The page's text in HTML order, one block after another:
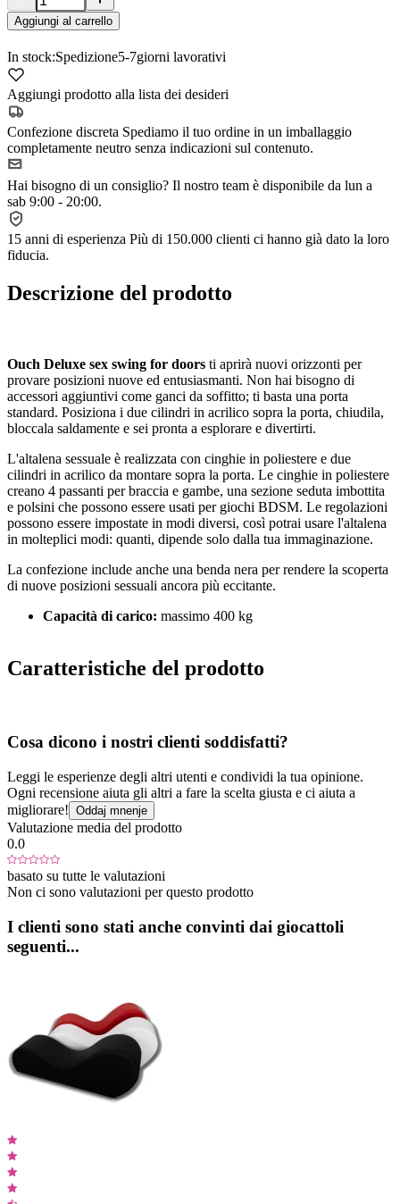
Aggiungi al carrello
In stock:Spedizione5-7giorni lavorativi
Aggiungi prodotto alla lista dei desideri
Confezione discreta Spediamo il tuo ordine in un imballaggio
completamente neutro senza indicazioni sul contenuto.
Hai bisogno di un consiglio? Il nostro team è disponibile da lun a
sab 9:00 - 20:00.
15 anni di esperienza Più di 150.000 clienti ci hanno già dato la loro
fiducia.
Descrizione del prodotto
Ouch Deluxe sex swing for doors ti aprirà nuovi orizzonti per
provare posizioni nuove ed entusiasmanti. Non hai bisogno di
accessori aggiuntivi come ganci da soffitto; ti basta una porta
standard. Posiziona i due cilindri in acrilico sopra la porta, chiudila,
bloccala saldamente e sei pronta a esplorare e divertirti.
L'altalena sessuale è realizzata con cinghie in poliestere e due
cilindri in acrilico da montare sopra la porta. Le cinghie in poliestere
creano 4 passanti per braccia e gambe, una sezione seduta imbottita
e polsini che possono essere usati per giochi BDSM. Le regolazioni
possono essere impostate in modi diversi, così potrai usare l'altalena
in molteplici modi: quanti, dipende solo dalla tua immaginazione.
La confezione include anche una benda nera per rendere la scoperta
di nuove posizioni sessuali ancora più eccitante.
Capacità di carico: massimo 400 kg
Caratteristiche del prodotto
Cosa dicono i nostri clienti soddisfatti?
Leggi le esperienze degli altri utenti e condividi la tua opinione.
Ogni recensione aiuta gli altri a fare la scelta giusta e ci aiuta a
migliorare! Oddaj mnenje
Valutazione media del prodotto
0.0
basato su tutte le valutazioni
Non ci sono valutazioni per questo prodotto
I clienti sono stati anche convinti dai giocattoli
seguenti...